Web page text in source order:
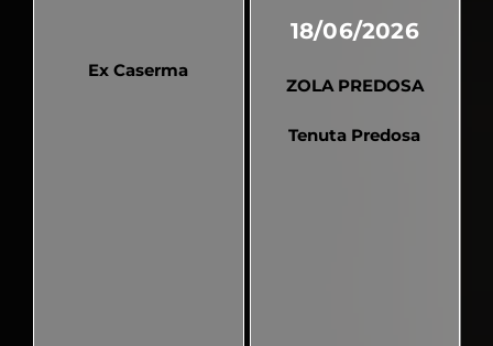
Ex Caserma
18/06/2026
ZOLA PREDOSA
Tenuta Predosa